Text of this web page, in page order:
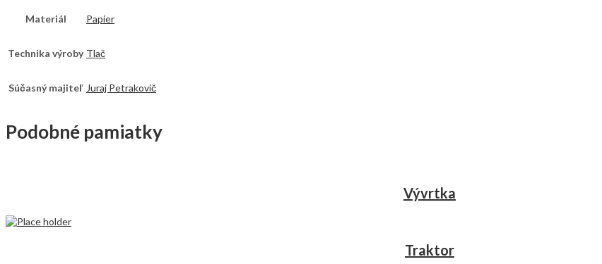
Materiál Papier
Technika výroby Tlač
Súčasný majiteľ Juraj Petrakovič
Podobné pamiatky
Vývrtka
Traktor